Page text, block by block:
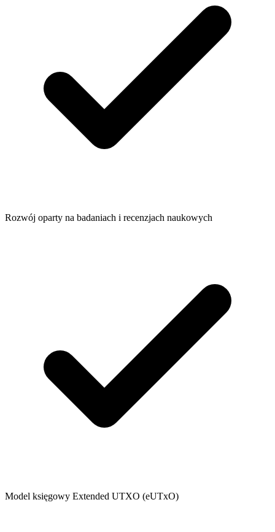
Rozwój oparty na badaniach i recenzjach naukowych
Model księgowy Extended UTXO (eUTxO)